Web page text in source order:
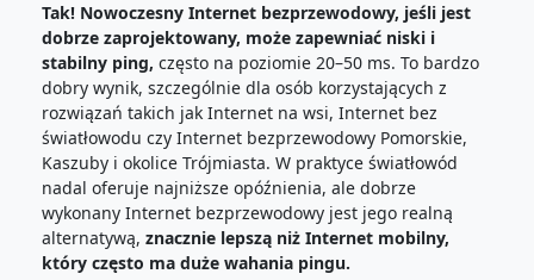
Tak! Nowoczesny Internet bezprzewodowy, jeśli jest
dobrze zaprojektowany, może zapewniać niski i
stabilny ping, często na poziomie 20–50 ms. To bardzo
dobry wynik, szczególnie dla osób korzystających z
rozwiązań takich jak Internet na wsi, Internet bez
światłowodu czy Internet bezprzewodowy Pomorskie,
Kaszuby i okolice Trójmiasta. W praktyce światłowód
nadal oferuje najniższe opóźnienia, ale dobrze
wykonany Internet bezprzewodowy jest jego realną
alternatywą, znacznie lepszą niż Internet mobilny,
który często ma duże wahania pingu.